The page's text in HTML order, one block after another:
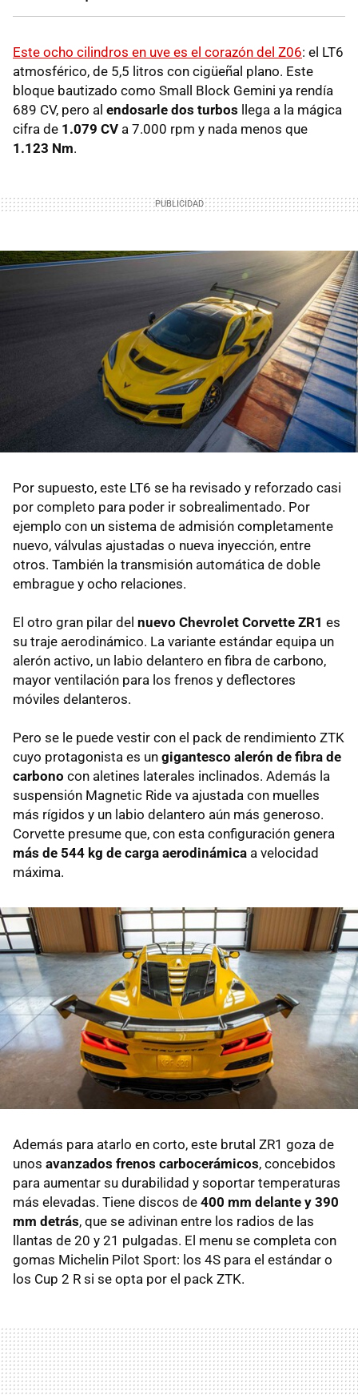
Este ocho cilindros en uve es el corazón del Z06: el LT6
atmosférico, de 5,5 litros con cigüeñal plano. Este
bloque bautizado como Small Block Gemini ya rendía
689 CV, pero al endosarle dos turbos llega a la mágica
cifra de 1.079 CV a 7.000 rpm y nada menos que
1.123 Nm.
Por supuesto, este LT6 se ha revisado y reforzado casi
por completo para poder ir sobrealimentado. Por
ejemplo con un sistema de admisión completamente
nuevo, válvulas ajustadas o nueva inyección, entre
otros. También la transmisión automática de doble
embrague y ocho relaciones.
El otro gran pilar del nuevo Chevrolet Corvette ZR1 es
su traje aerodinámico. La variante estándar equipa un
alerón activo, un labio delantero en fibra de carbono,
mayor ventilación para los frenos y deflectores
móviles delanteros.
Pero se le puede vestir con el pack de rendimiento ZTK
cuyo protagonista es un gigantesco alerón de fibra de
carbono con aletines laterales inclinados. Además la
suspensión Magnetic Ride va ajustada con muelles
más rígidos y un labio delantero aún más generoso.
Corvette presume que, con esta configuración genera
más de 544 kg de carga aerodinámica a velocidad
máxima.
Además para atarlo en corto, este brutal ZR1 goza de
unos avanzados frenos carbocerámicos, concebidos
para aumentar su durabilidad y soportar temperaturas
más elevadas. Tiene discos de 400 mm delante y 390
mm detrás, que se adivinan entre los radios de las
llantas de 20 y 21 pulgadas. El menu se completa con
gomas Michelin Pilot Sport: los 4S para el estándar o
los Cup 2 R si se opta por el pack ZTK.